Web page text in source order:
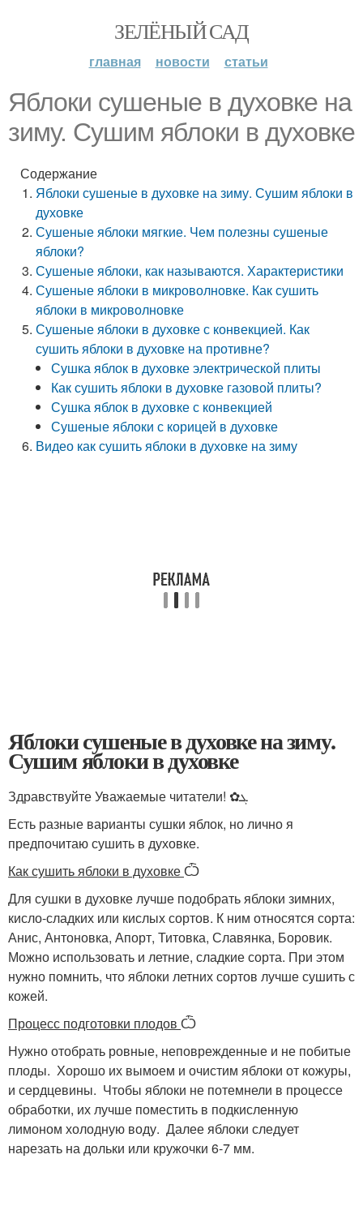
ЗЕЛЁНЫЙ САД
главная новости статьи
Яблоки сушеные в духовке на
зиму. Сушим яблоки в духовке
Содержание
Яблоки сушеные в духовке на зиму. Сушим яблоки в
духовке
Сушеные яблоки мягкие. Чем полезны сушеные
яблоки?
Сушеные яблоки, как называются. Характеристики
Сушеные яблоки в микроволновке. Как сушить
яблоки в микроволновке
Сушеные яблоки в духовке с конвекцией. Как
сушить яблоки в духовке на противне?
Сушка яблок в духовке электрической плиты
Как сушить яблоки в духовке газовой плиты?
Сушка яблок в духовке с конвекцией
Сушеные яблоки с корицей в духовке
Видео как сушить яблоки в духовке на зиму
Яблоки сушеные в духовке на зиму.
Сушим яблоки в духовке
Здравствуйте Уважаемые читатели! ✿ܓ
Есть разные варианты сушки яблок, но лично я
предпочитаю сушить в духовке.
Как сушить яблоки в духовкеѼ
Для сушки в духовке лучше подобрать яблоки зимних,
кисло-сладких или кислых сортов. К ним относятся сорта:
Анис, Антоновка, Апорт, Титовка, Славянка, Боровик.
Можно использовать и летние, сладкие сорта. При этом
нужно помнить, что яблоки летних сортов лучше сушить с
кожей.
Процесс подготовки плодов Ѽ
Нужно отобрать ровные, неповрежденные и не побитые
плоды. Хорошо их вымоем и очистим яблоки от кожуры,
и сердцевины. Чтобы яблоки не потемнели в процессе
обработки, их лучше поместить в подкисленную
лимоном холодную воду. Далее яблоки следует
нарезать на дольки или кружочки 6-7 мм.